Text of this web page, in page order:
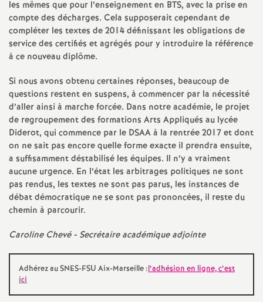
d
e
g
r
é
O
r
l
é
a
les mêmes que pour l’enseignement en BTS, avec la prise en
compte des décharges. Cela supposerait cependant de
compléter les textes de 2014 définissant les obligations de
service des certifiés et agrégés pour y introduire la référence
à ce nouveau diplôme.
Si nous avons obtenu certaines réponses, beaucoup de
questions restent en suspens, à commencer par la nécessité
d’aller ainsi à marche forcée. Dans notre académie, le projet
de regroupement des formations Arts Appliqués au lycée
Diderot, qui commence par le DSAA à la rentrée 2017 et dont
on ne sait pas encore quelle forme exacte il prendra ensuite,
a suffisamment déstabilisé les équipes. Il n’y a vraiment
aucune urgence. En l’état les arbitrages politiques ne sont
pas rendus, les textes ne sont pas parus, les instances de
débat démocratique ne se sont pas prononcées, il reste du
chemin à parcourir.
Caroline Chevé - Secrétaire académique adjointe
Adhérez au SNES-FSU Aix-Marseille :l’adhésion en ligne, c’est
ici